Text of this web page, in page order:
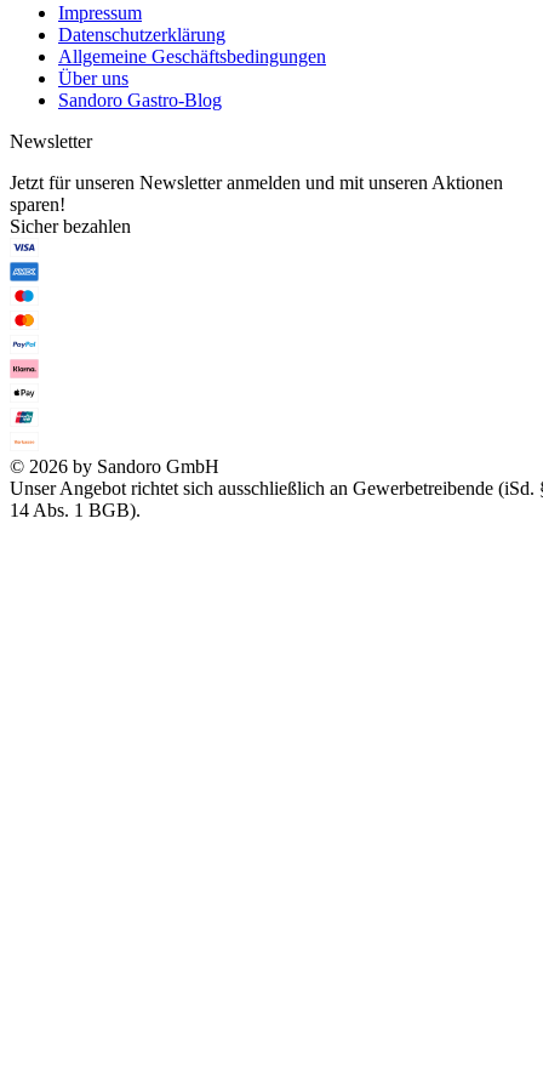
Impressum
Datenschutzerklärung
Allgemeine Geschäftsbedingungen
Über uns
Sandoro Gastro-Blog
Newsletter
Jetzt für unseren Newsletter anmelden und mit unseren Aktionen
sparen!
Sicher bezahlen
© 2026 by Sandoro GmbH
Unser Angebot richtet sich ausschließlich an Gewerbetreibende (iSd.
14 Abs. 1 BGB).